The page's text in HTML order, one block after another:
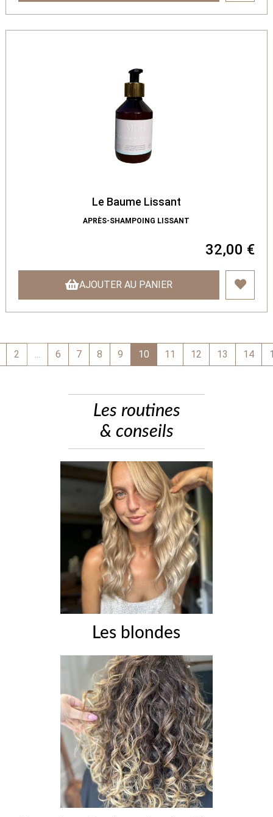
Le Baume Lissant
APRÈS-SHAMPOING LISSANT
32,00 €
AJOUTER AU PANIER
2 ... 6 7 8 9 10 11 12 13 14
Les routines
& conseils
Les blondes